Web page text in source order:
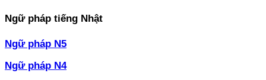
Ngữ pháp tiếng Nhật
Ngữ pháp N5
Ngữ pháp N4